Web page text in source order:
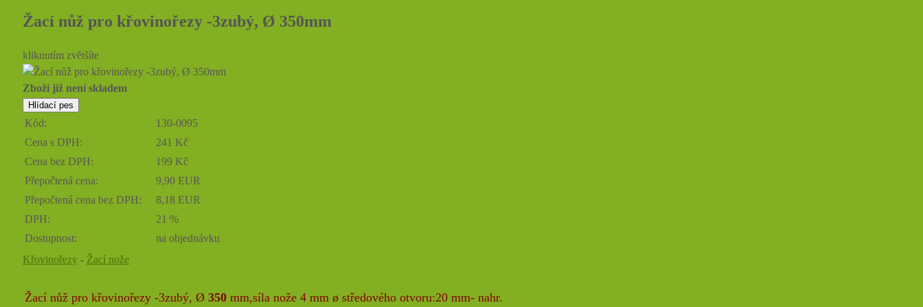
Žací nůž pro křovinořezy -3zubý, Ø 350mm
kliknutím zvětšíte
Zboží již není skladem
Kód:
130-0095
Cena s DPH:
241 Kč
Cena bez DPH:
199 Kč
Přepočtená cena:
9,90 EUR
Přepočtená cena bez DPH:
8,18 EUR
DPH:
21 %
Dostupnost:
na objednávku
Křovinořezy - Žací nože
Žací nůž pro křovinořezy -3zubý, Ø 350 mm,síla nože 4 mm ø středového otvoru:20 mm- nahr.